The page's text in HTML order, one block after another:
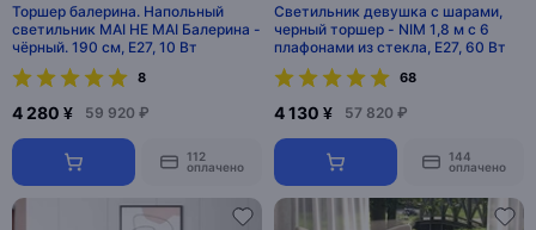
Торшер балерина. Напольный
светильник MAI HE MAI Балерина -
чёрный. 190 см, E27, 10 Вт
8
4 280 ¥ 59 920 ₽
112
оплачено
Светильник девушка с шарами,
черный торшер - NIM 1,8 м с 6
плафонами из стекла, E27, 60 Вт
68
4 130 ¥ 57 820 ₽
144
оплачено